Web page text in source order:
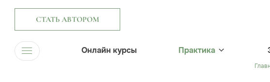
СТАТЬ АВТОРОМ
Онлайн курсы Практика